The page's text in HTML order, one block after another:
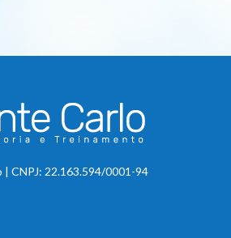
| CNPJ: 22.163.594/0001-94